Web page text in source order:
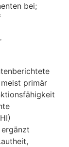
bei;
primär